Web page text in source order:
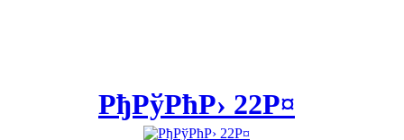
РђРўРћР› 22Р¤